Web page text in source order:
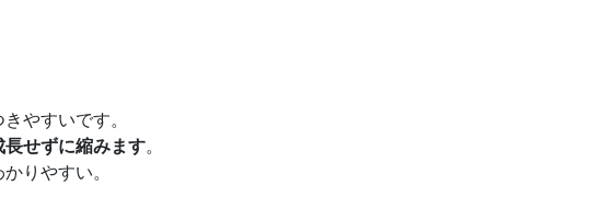
やすいです。
長せずに縮みます。
りやすい。